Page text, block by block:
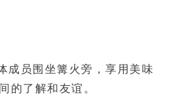
成员围坐篝火旁，享用美味
的了解和友谊。